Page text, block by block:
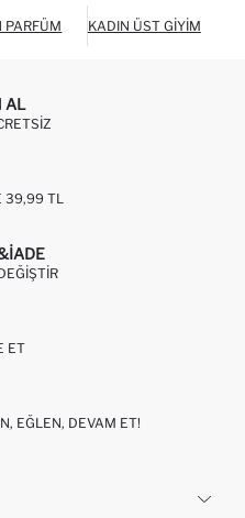
PARFÜM KADIN ÜST GIYIM
AL
39,99 TL
ET
EĞLEN, DEVAM ET!